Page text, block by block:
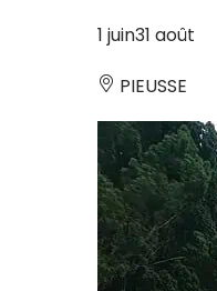
1 juin31 août
PIEUSSE